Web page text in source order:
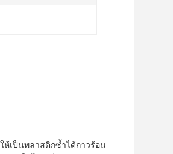
ห้เป็นพลาสติกซ้ำได้กาวร้อน